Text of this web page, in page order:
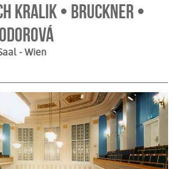
Kralik • Bruckner •
- Wien